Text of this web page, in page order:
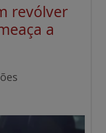
revólver
a